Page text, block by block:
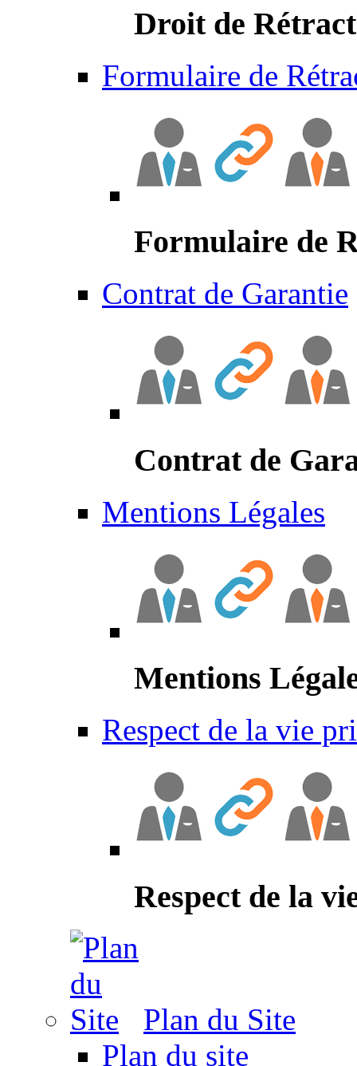
Droit de
Formulaire de
Formulaire de
Contrat de Garantie
Contrat de
Mentions Légales
Mentions
Respect de la vie
Respect de la
Plan du Site
Plan du site